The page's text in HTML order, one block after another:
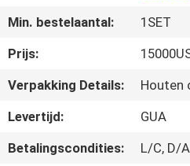
FABRIEKSTOUR
NIEUWS
Min. bestelaantal:
1SET
Prijs:
Verpakking Details:
Houten
Levertijd:
GUA
Betalingscondities:
L/C, D/